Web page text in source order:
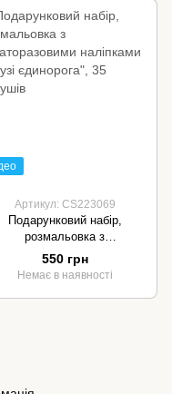
Артикул: CS223069
Подарунковий набір,
розмальовка з
наліпками
єдинорога", 35 аркушів
550 грн
Немає в наявності